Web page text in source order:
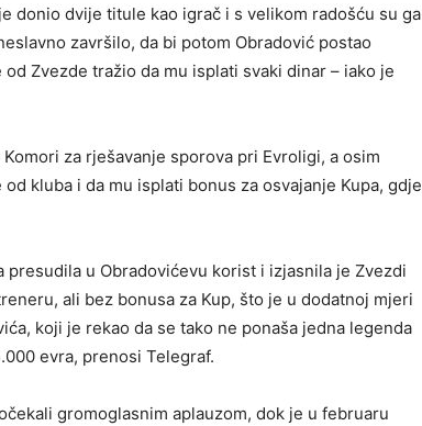
donio dvije titule kao igrač i s velikom radošću su ga
završilo, da bi potom Obradović postao
Zvezde tražio da mu isplati svaki dinar – iako je
za rješavanje sporova pri Evroligi, a osim
kluba i da mu isplati bonus za osvajanje Kupa, gdje
u Obradovićevu korist i izjasnila je Zvezdi
ali bez bonusa za Kup, što je u dodatnoj mjeri
koji je rekao da se tako ne ponaša jedna legenda
evra, prenosi Telegraf.
gromoglasnim aplauzom, dok je u februaru